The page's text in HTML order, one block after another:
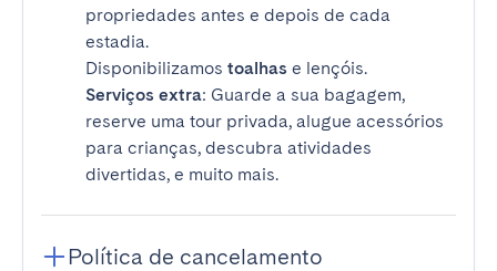
propriedades antes e depois de cada
estadia.
Disponibilizamos toalhas e lençóis.
Serviços extra: Guarde a sua bagagem,
reserve uma tour privada, alugue acessórios
para crianças, descubra atividades
divertidas, e muito mais.
Política de cancelamento